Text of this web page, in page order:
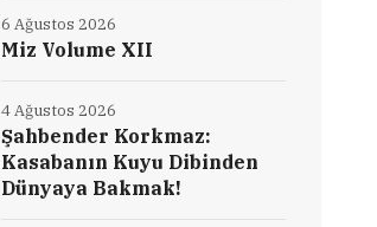
Miz Volume XII
6 Ağustos 2026
Şahbender Korkmaz:
Kasabanın Kuyu Dibinden
Dünyaya Bakmak!
4 Ağustos 2026